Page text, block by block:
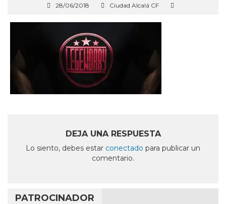
28/06/2018 Ciudad Alcalá CF
DEJA UNA RESPUESTA
Lo siento, debes estar conectado para publicar un
comentario.
PATROCINADOR